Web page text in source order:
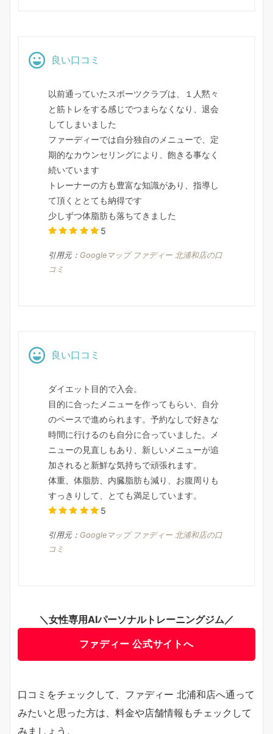
良い口コミ
以前通っていたスポーツクラブは、１人黙々
と筋トレをする感じでつまらなくなり、退会
してしまいました
ファーディーでは自分独自のメニューで、定
期的なカウンセリングにより、飽きる事なく
続いています
トレーナーの方も豊富な知識があり、指導し
て頂くととても納得です
少しずつ体脂肪も落ちてきました
5
引用元： Googleマップ ファディー 北浦和店の口
コミ
良い口コミ
ダイエット目的で入会。
目的に合ったメニューを作ってもらい、自分
のペースで進められます。予約なしで好きな
時間に行けるのも自分に合っていました。メ
ニューの見直しもあり、新しいメニューが追
加されると新鮮な気持ちで頑張れます。
体重、体脂肪、内臓脂肪も減り、お腹周りも
すっきりして、とても満足しています。
5
引用元： Googleマップ ファディー 北浦和店の口
コミ
＼女性専用AIパーソナルトレーニングジム／
ファディー 公式サイトへ
口コミをチェックして、ファディー 北浦和店へ通って
みたいと思った方は、料金や店舗情報もチェックして
みましょう。